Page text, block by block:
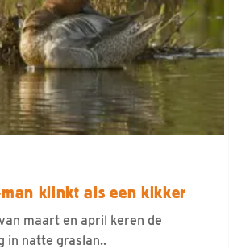
klinkt als een kikker
maart en april keren de
in natte graslan..